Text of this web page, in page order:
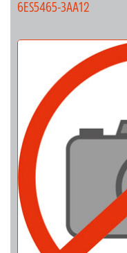
6ES5465-3AA12